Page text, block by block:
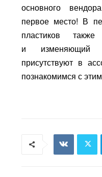
основного
первое место! В
пластиков
и изменяющий
присутствуют в
познакомимся с